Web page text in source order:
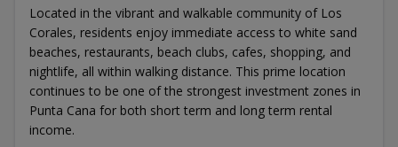
Located in the vibrant and walkable community of Los
Corales, residents enjoy immediate access to white sand
beaches, restaurants, beach clubs, cafes, shopping, and
nightlife, all within walking distance. This prime location
continues to be one of the strongest investment zones in
Punta Cana for both short term and long term rental
income.